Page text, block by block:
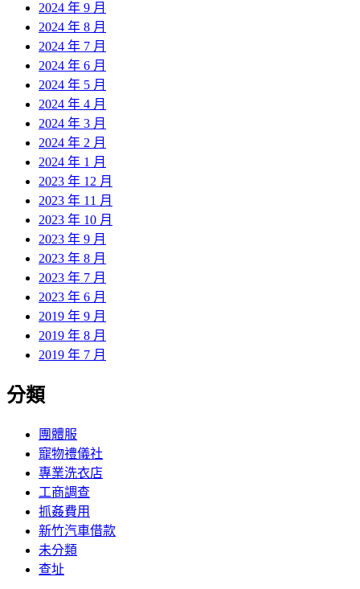
2024 年 9 月
2024 年 8 月
2024 年 7 月
2024 年 6 月
2024 年 5 月
2024 年 4 月
2024 年 3 月
2024 年 2 月
2024 年 1 月
2023 年 12 月
2023 年 11 月
2023 年 10 月
2023 年 9 月
2023 年 8 月
2023 年 7 月
2023 年 6 月
2019 年 9 月
2019 年 8 月
2019 年 7 月
分類
團體服
寵物禮儀社
專業洗衣店
工商調查
抓姦費用
新竹汽車借款
未分類
查址